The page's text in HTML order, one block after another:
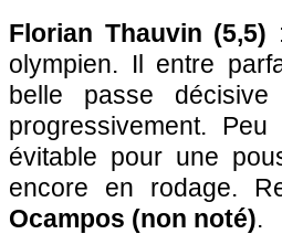
Florian Thauvin (5,5)
olympien. Il entre
belle passe
progressivement.
évitable pour une
encore en rodage.
Ocampos (non noté).